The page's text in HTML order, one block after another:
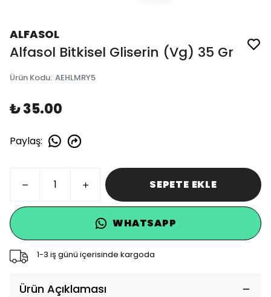
ALFASOL
Alfasol Bitkisel Gliserin (Vg) 35 Gr
Ürün Kodu: AEHLMRY5
₺ 35.00
Paylaş:
SEPETE EKLE
WHATSAPP
1-3 iş günü içerisinde kargoda
Ürün Açıklaması